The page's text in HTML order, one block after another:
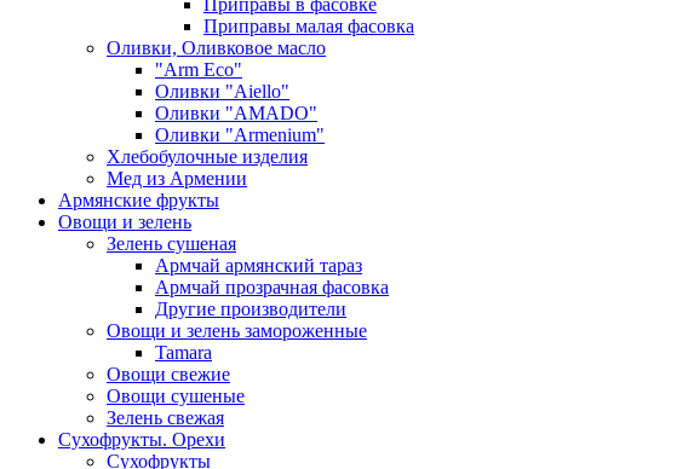
Приправы в фасовке
Приправы малая фасовка
Оливки, Оливковое масло
"Arm Eco"
Оливки "Aiello"
Оливки "AMADO"
Оливки "Armenium"
Хлебобулочные изделия
Мед из Армении
Армянские фрукты
Овощи и зелень
Зелень сушеная
Армчай армянский тараз
Армчай прозрачная фасовка
Другие производители
Овощи и зелень замороженные
Tamara
Овощи свежие
Овощи сушеные
Зелень свежая
Сухофрукты. Орехи
Сухофрукты